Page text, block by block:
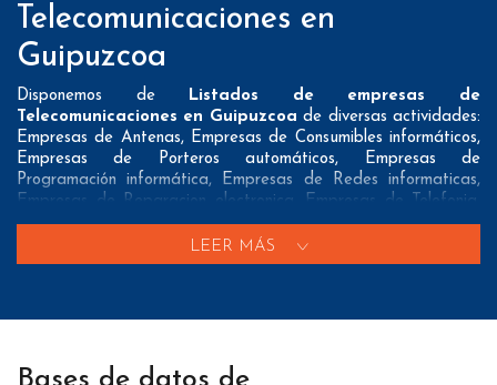
Telecomunicaciones en
Guipuzcoa
Disponemos de Listados de empresas de
Telecomunicaciones en Guipuzcoa de diversas actividades:
Empresas de Antenas, Empresas de Consumibles informáticos,
Empresas de Porteros automáticos, Empresas de
Programación informática, Empresas de Redes informaticas,
Empresas de Reparacion electronica, Empresas de Telefonia,
Empresas de Telefonos moviles, Locutorios telefonicos, Tiendas
de electronica y Tiendas de informatica
empresas de Telecomunicaciones en Guipuzcoa tienen todos los
LEER MÁS